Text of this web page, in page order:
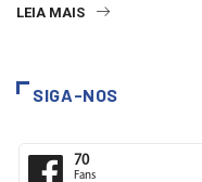
LEIA MAIS
SIGA-NOS
70
Fans